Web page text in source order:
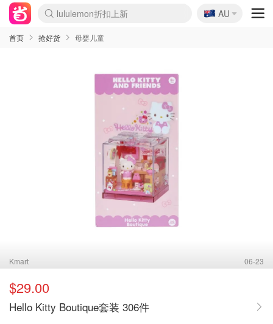
lululemon折扣上新
Sasa美妆护肤3.5折
SSENSE年中2.5折
FreshBeauty好价汇总
Cettire降价+叠9折
WWS Coles超市实拍
viagogo二手票捡漏
Myer超级周末
The Outnet奢牌1折起
David Jones 3折起
Flannels大牌1折
Perfumes Club护肤1折
AMIRO面罩$251
Amazon折扣汇总
eToro入金$200送$50
Amazon数码好物
ICONIC本周7.5折
ThedoubleF高奢地板价
Moose Knuckles 6折
丝芙兰5折起
EUFY摄像头$98
Selenichast首饰2折
Trip机票酒店促销
YSL送5件彩妆礼
Amazon家居好物
Amazon美妆护肤
雅漾大喷$8
过敏原检测盒$33
伊索独家赠50ml沐浴露
科颜氏高保湿面霜$29
SEALIFE海洋馆门票6折
丝塔芙大白罐$16
订阅Newsletter送香薰
Cult Beauty 6.8折
Harrods圣诞日历$525
LN-CC奢牌私促3折
d'Alba空姐喷雾$16
EVE LOM套装£56
Bernardelli独家4折
Adore Beauty 6折起
CT圣诞日历
Mytheresa奢品2.7折
Luxury Escapes 9折
Currentbody美容仪$881
MOON Garden Live
Roborock扫地机$649
Tingo Life水杯$24
Valentino官网5折
CR洗护套装$23
修丽可4件套$159
Myer彩妆2件7折
GANNI官网4.5折
Stylevana韩妆4折
Tessabit高奢8.5折
OGX洗发水$11
Amazon阿德莱德次日达
卡诗8.5折+赠礼
Philips Hue灯具8折
🇦🇺
AU
首页 抢好货 母婴儿童
Kmart 06-23
$29.00
Hello Kitty Boutique套装 306件